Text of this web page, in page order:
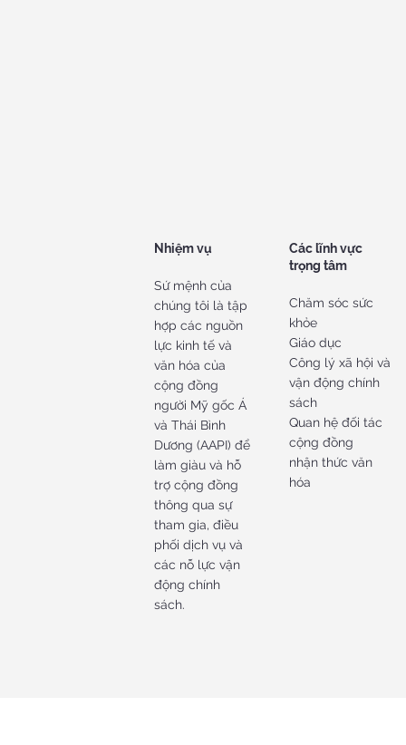
Nhiệm vụ
Sứ mệnh của
chúng tôi là tập
hợp các nguồn
lực kinh tế và
văn hóa của
cộng đồng
người Mỹ gốc Á
và Thái Bình
Dương (AAPI) để
làm giàu và hỗ
trợ cộng đồng
thông qua sự
tham gia, điều
phối dịch vụ và
các nỗ lực vận
động chính
sách.
Các lĩnh vực
trọng tâm
Chăm sóc sức
khỏe
Giáo dục
Công lý xã hội và
vận động chính
sách
Quan hệ đối tác
cộng đồng
nhận thức văn
hóa